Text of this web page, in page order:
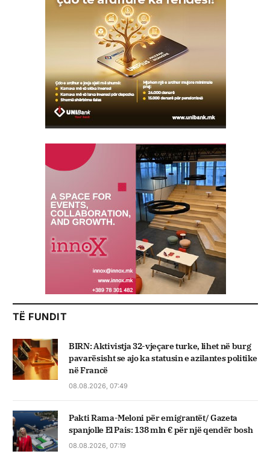
TË FUNDIT
BIRN: Aktivistja 32-vjeçare turke, lihet në burg
pavarësisht se ajo ka statusin e azilantes politike
në Francë
08.08.2026, 07:49
Pakti Rama-Meloni për emigrantët/ Gazeta
spanjolle El Pais: 138 mln € për një qendër bosh
08.08.2026, 07:19